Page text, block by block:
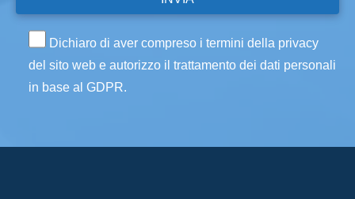
Dichiaro di aver compreso i termini della privacy
del sito web e autorizzo il trattamento dei dati personali
in base al GDPR.